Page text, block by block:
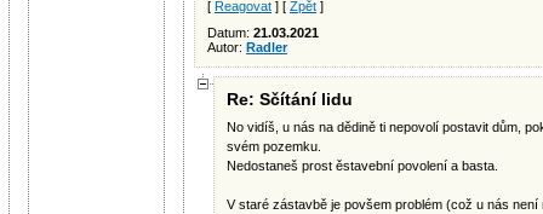
[ Reagovat ] [ Zpět ]
Datum: 21.03.2021
Autor: Radler
Re: Sčítání lidu
No vidíš, u nás na dědině ti nepovolí postavit dům,
svém pozemku.
Nedostaneš prost ěstavební povolení a basta.
V staré zástavbě je povšem problém (což u nás